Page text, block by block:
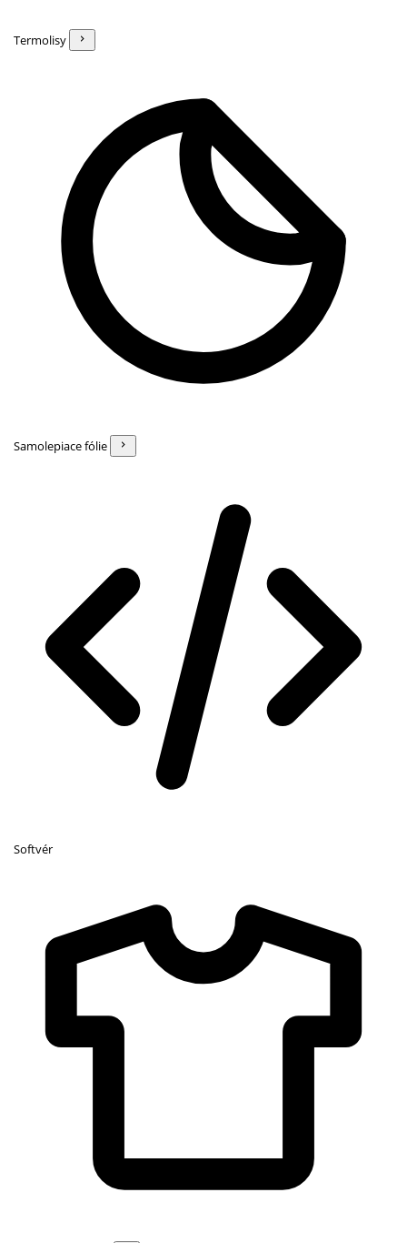
Termolisy
Samolepiace fólie
Softvér